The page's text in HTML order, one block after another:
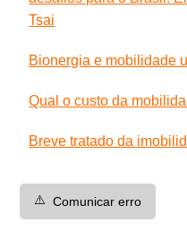
Tsai
Bionergia e mobilidade
Qual o custo da
Breve tratado da
⚠️ Comunicar erro